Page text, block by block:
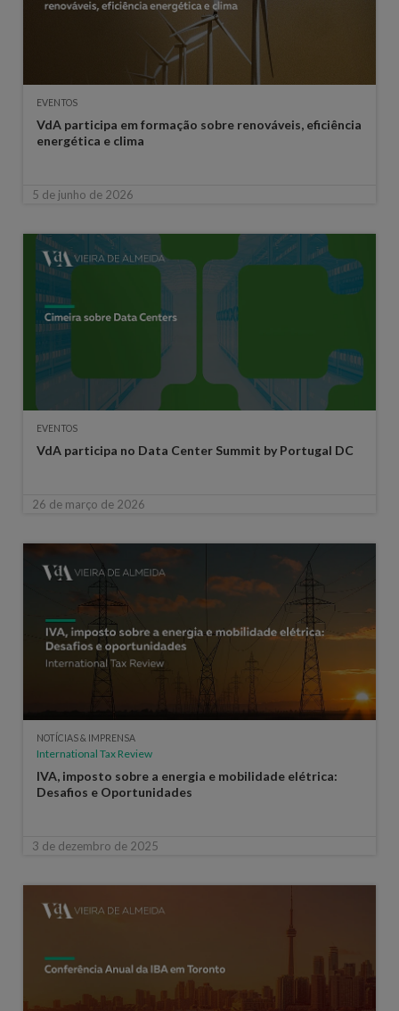
EVENTOS
VdA participa em formação sobre renováveis, eficiência
energética e clima
5 de junho de 2026
EVENTOS
VdA participa no Data Center Summit by Portugal DC
26 de março de 2026
NOTÍCIAS & IMPRENSA
International Tax Review
IVA, imposto sobre a energia e mobilidade elétrica:
Desafios e Oportunidades
3 de dezembro de 2025